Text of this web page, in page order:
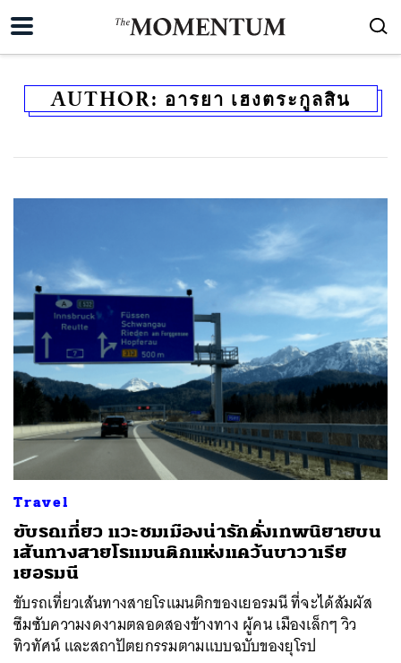
AUTHOR: อารยา เฮงตระกูลสิน
Travel
ขับรถเที่ยว แวะชมเมืองน่ารักดั่งเทพนิยายบน
เส้นทางสายโรแมนติกแห่งแคว้นบาวาเรีย
เยอรมนี
ขับรถเที่ยวเส้นทางสายโรแมนติกของเยอรมนี ที่จะได้สัมผัส
ซึมซับความงดงามตลอดสองข้างทาง ผู้คน เมืองเล็กๆ วิว
ทิวทัศน์ และสถาปัตยกรรมตามแบบฉบับของยุโรป